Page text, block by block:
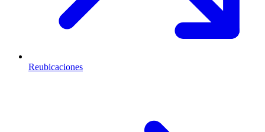
Reubicaciones